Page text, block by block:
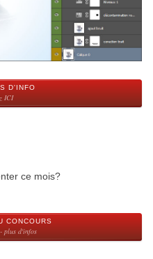
D'INFO
ICI
ce mois?
CONCOURS
plus d'infos